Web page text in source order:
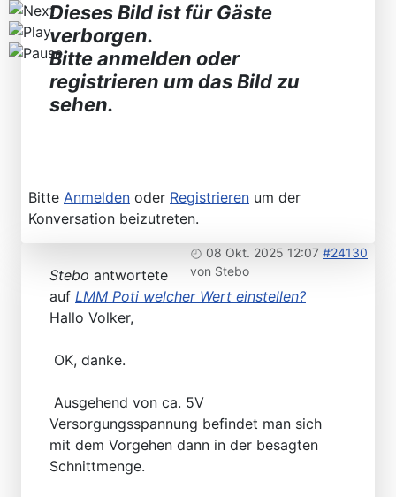
Dieses Bild ist für Gäste
verborgen.
Bitte anmelden oder
registrieren um das Bild zu
sehen.
Bitte Anmelden oder Registrieren um der
Konversation beizutreten.
08 Okt. 2025 12:07 #24130
von Stebo
Stebo antwortete
auf LMM Poti welcher Wert einstellen?
Hallo Volker,
OK, danke.
Ausgehend von ca. 5V
Versorgungsspannung befindet man sich
mit dem Vorgehen dann in der besagten
Schnittmenge.